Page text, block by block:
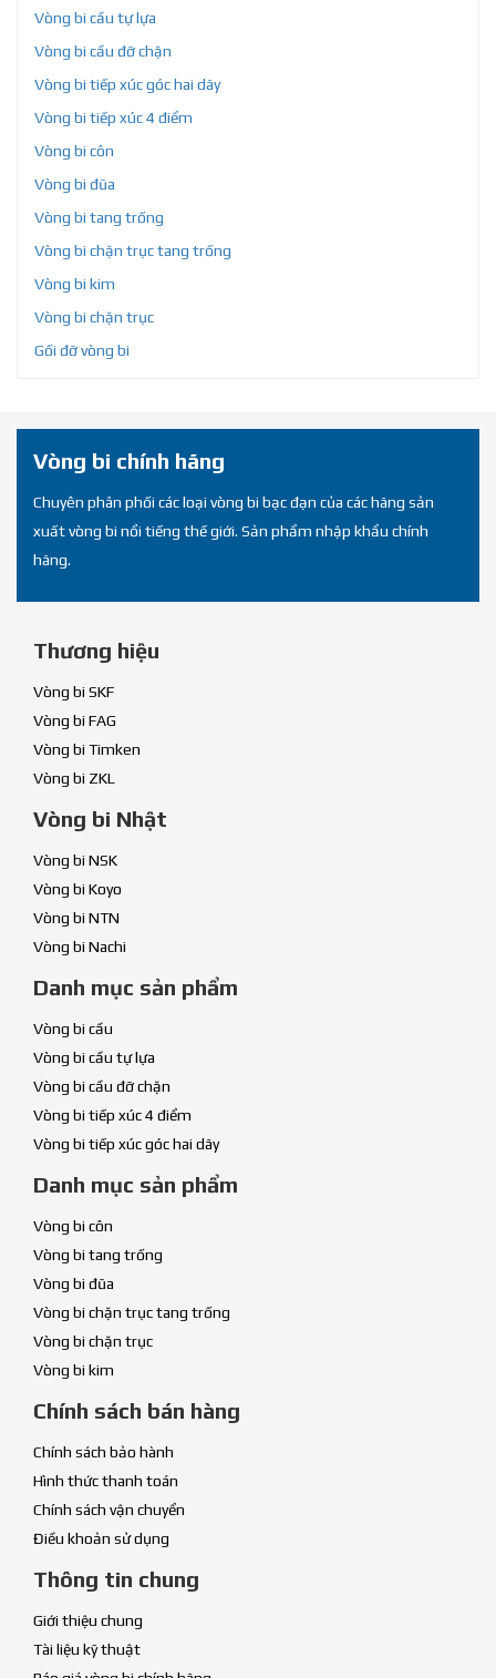
Vòng bi cầu tự lựa
Vòng bi cầu đỡ chặn
Vòng bi tiếp xúc góc hai dãy
Vòng bi tiếp xúc 4 điểm
Vòng bi côn
Vòng bi đũa
Vòng bi tang trống
Vòng bi chặn trục tang trống
Vòng bi kim
Vòng bi chặn trục
Gối đỡ vòng bi
Vòng bi chính hãng
Chuyên phân phối các loại vòng bi bạc đạn của các hãng sản
xuất vòng bi nổi tiếng thế giới. Sản phẩm nhập khẩu chính
hãng.
Thương hiệu
Vòng bi SKF
Vòng bi FAG
Vòng bi Timken
Vòng bi ZKL
Vòng bi Nhật
Vòng bi NSK
Vòng bi Koyo
Vòng bi NTN
Vòng bi Nachi
Danh mục sản phẩm
Vòng bi cầu
Vòng bi cầu tự lựa
Vòng bi cầu đỡ chặn
Vòng bi tiếp xúc 4 điểm
Vòng bi tiếp xúc góc hai dãy
Danh mục sản phẩm
Vòng bi côn
Vòng bi tang trống
Vòng bi đũa
Vòng bi chặn trục tang trống
Vòng bi chặn trục
Vòng bi kim
Chính sách bán hàng
Chính sách bảo hành
Hình thức thanh toán
Chính sách vận chuyển
Điều khoản sử dụng
Thông tin chung
Giới thiệu chung
Tài liệu kỹ thuật